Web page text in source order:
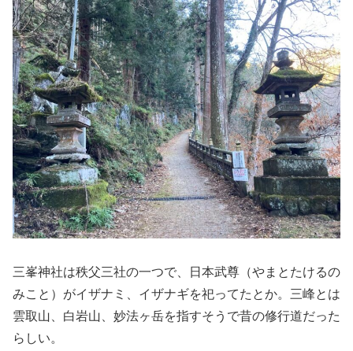
三峯神社は秩父三社の一つで、日本武尊（やまとたけるの
みこと）がイザナミ、イザナギを祀ってたとか。三峰とは
雲取山、白岩山、妙法ヶ岳を指すそうで昔の修行道だった
らしい。